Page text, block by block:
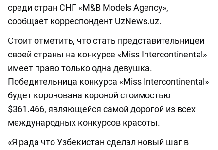
среди стран СНГ «M&B Models Agency»,
сообщает корреспондент UzNews.uz.
Стоит отметить, что стать представительницей
своей страны на конкурсе «Miss Intercontinental»
имеет право только одна девушка.
Победительница конкурса «Miss Intercontinental»
будет коронована короной стоимостью
$361.466, являющейся самой дорогой из всех
международных конкурсов красоты.
«Я рада что Узбекистан сделал новый шаг в